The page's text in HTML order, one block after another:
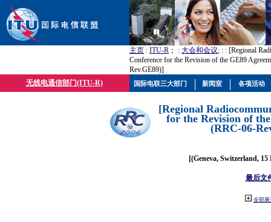
主页 : ITU-R ； : 大会和会议; : : [Regional
Conference for the Revision of the GE89
Rev.GE89)]
无线电通信部门(ITU-R)
[Regional
for the Revision of
(RRC-06-
[(Geneva, Switzerland, 15
最后文
全部展
国际电联三大部门 新闻室 各项活动